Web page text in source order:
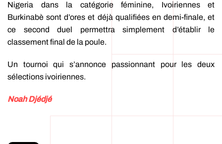
Nigeria dans la catégorie féminine, Ivoiriennes et
Burkinabè sont d’ores et déjà qualifiées en demi-finale, et
ce second duel permettra simplement d’établir le
classement final de la poule.
Un tournoi qui s’annonce passionnant pour les deux
sélections ivoiriennes.
Noah Djédjé